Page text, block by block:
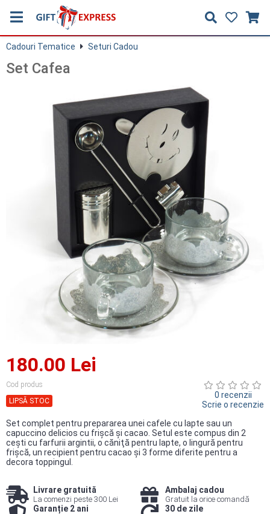
Cadouri Tematice Seturi Cadou
Set Cafea
180.00 Lei
Cod produs
LIPSĂ STOC
0 recenzii
Scrie o recenzie
Set complet pentru prepararea unei cafele cu lapte sau un
capuccino delicios cu frişcă şi cacao. Setul este compus din 2
ceşti cu farfurii argintii, o căniţă pentru lapte, o lingură pentru
frişcă, un recipient pentru cacao şi 3 forme diferite pentru a
decora toppingul.
Livrare gratuită
La comenzi peste 300 Lei
Ambalaj cadou
Gratuit la orice comandă
Garanție 2 ani 30 de zile